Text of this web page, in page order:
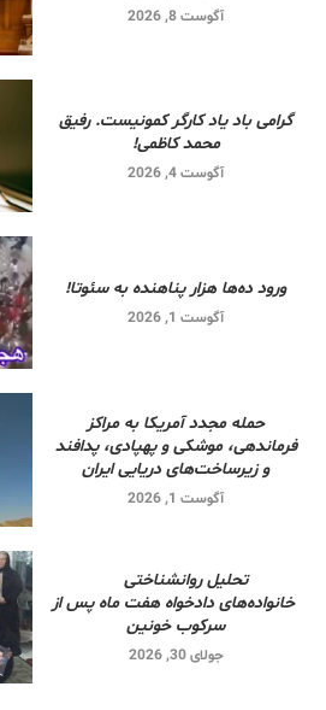
آگوست 8, 2026
گرامی باد یاد کارگر کمونیست. رفیق
محمد کاظمی!
آگوست 4, 2026
ورود ده‌ها هزار پناهنده به سئوتا!
آگوست 1, 2026
حمله مجدد آمریکا به مراکز
فرماندهی، موشکی و پهپادی، پدافند
و زیرساخت‌های دریایی ایران
آگوست 1, 2026
تحلیل روانشناختی
خانواده‌های دادخواه هفت ماه پس از
سرکوب خونین
جولای 30, 2026